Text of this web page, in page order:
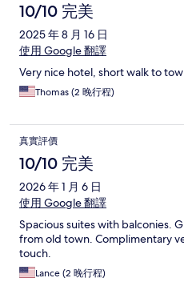
10/10 完美
2025 年 8 月 16 日
使用 Google 翻譯
Very nice hotel, short walk to
Thomas (2 晚行程)
真實評價
10/10 完美
2026 年 1 月 6 日
使用 Google 翻譯
Spacious suites with balconies.
from old town. Complimentary
touch.
Lance (2 晚行程)